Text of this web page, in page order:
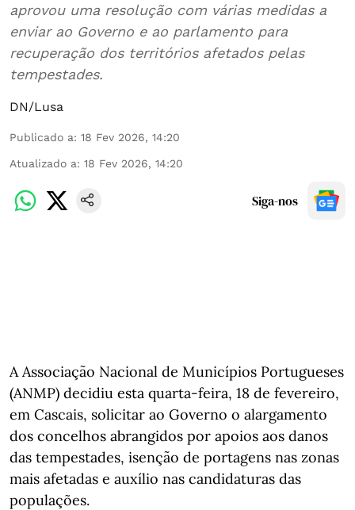
aprovou uma resolução com várias medidas a
enviar ao Governo e ao parlamento para
recuperação dos territórios afetados pelas
tempestades.
DN/Lusa
Publicado a: 18 Fev 2026, 14:20
Atualizado a: 18 Fev 2026, 14:20
Siga-nos
A Associação Nacional de Municípios Portugueses
(ANMP) decidiu esta quarta-feira, 18 de fevereiro,
em Cascais, solicitar ao Governo o alargamento
dos concelhos abrangidos por apoios aos danos
das tempestades, isenção de portagens nas zonas
mais afetadas e auxílio nas candidaturas das
populações.